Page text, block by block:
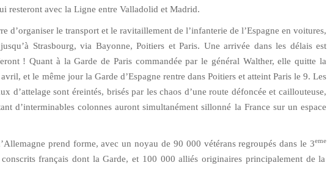
resteront avec la Ligne entre Valladolid et Madrid.
d’organiser le transport et le ravitaillement de l’infanterie de l’Espagne en voitures,
Strasbourg, via Bayonne, Poitiers et Paris. Une arrivée dans les délais est
! Quant à la Garde de Paris commandée par le général Walther, elle quitte la
et le même jour la Garde d’Espagne rentre dans Poitiers et atteint Paris le 9. Les
d’attelage sont éreintés, brisés par les chaos d’une route défoncée et caillouteuse,
d’interminables colonnes auront simultanément sillonné la France sur un espace
prend forme, avec un noyau de 90 000 vétérans regroupés dans le 3eme
français dont la Garde, et 100 000 alliés originaires principalement de la